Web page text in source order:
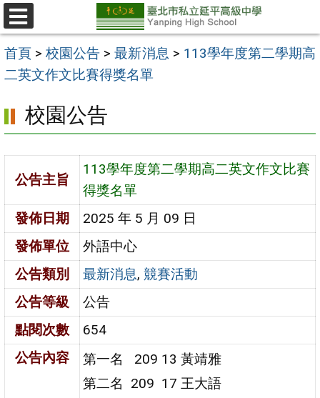
跳
至
主
要
區
選
單
首頁 >校園公告 >最新消息 > 113學年度第二學期高
二英文作文比賽得獎名單
校園公告
公告主旨
113學年度第二學期高二英文作文比賽
得獎名單
發佈日期
2025 年 5 月 09 日
發佈單位
外語中心
公告類別
最新消息,競賽活動
公告等級
公告
點閱次數
654
公告內容
第一名 209 13 黃靖雅
第二名 209 17 王大語